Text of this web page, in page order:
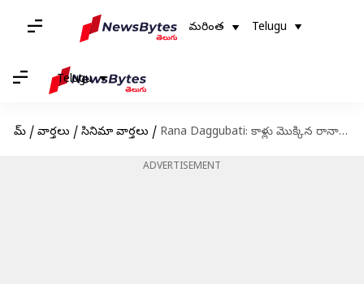
మరింత Telugu
Telugu
హోమ్ / వార్తలు / సినిమా వార్తలు / Rana Daggubati: కాళ్లు మొక్కిన రానా.. సీనియర్లు అంటే ఎంత గౌరవమో!
ADVERTISEMENT